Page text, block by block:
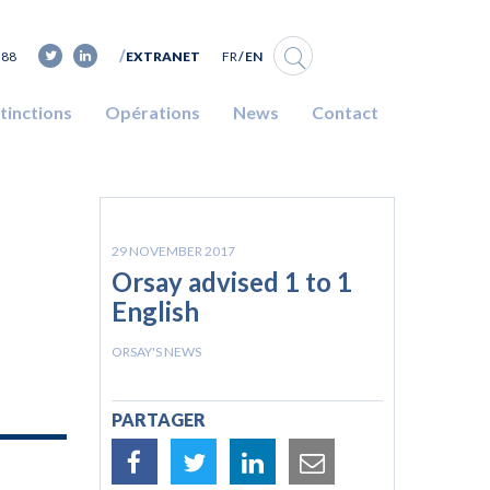
EXTRANET FR EN
Opérations News Contact
29 NOVEMBER 2017
Orsay advised 1 to 1
English
ORSAY'S NEWS
PARTAGER